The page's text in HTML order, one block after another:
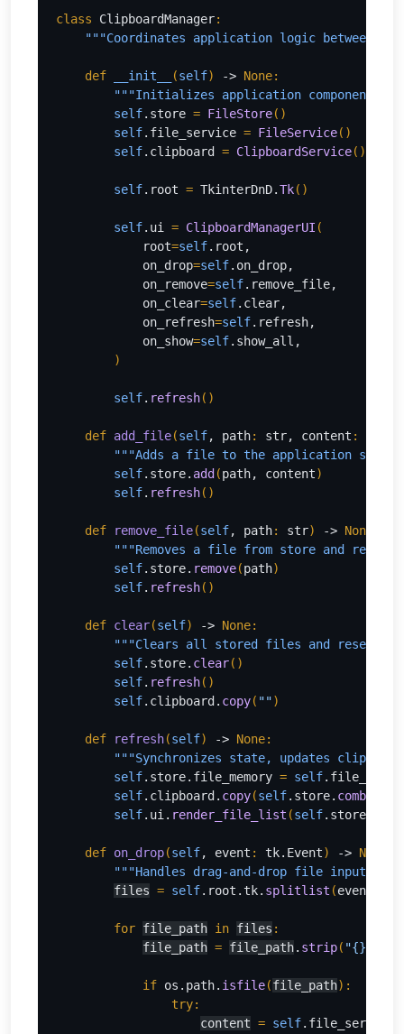
class ClipboardManager:
"""Coordinates application logic between
def __init__ (self) -> None:
"""Initializes application components
        self
.store = FileStore()
self.file_service = FileService()
self.clipboard = ClipboardService()
self.root = TkinterDnD.Tk()
self.ui = ClipboardManagerUI (
root=self.root,
            on_drop
=self.on_drop,
            on_remove
=self.remove_file,
            on_clear
=self.clear,
            on_refresh
=self.refresh,
            on_show
=self.show_all,
)
self. refresh()
def add_file(self, path: str, content :
"""Adds a file to the application
        self
.store. add (path, content)
self. refresh()
def remove_file(self, path: str) -> None:
"""Removes a file from store and
        self
.store. remove(path)
self. refresh()
def clear(self) -> None:
"""Clears all stored files and resets
        self
.store. clear()
self. refresh()
self.clipboard. copy( "")
def refresh(self) -> None:
"""Synchronizes state, updates
        self
.store.file_memory = self
self.clipboard. copy(self.store. combined
self.ui. render_file_list (self
def on_drop(self, event : tk.Event) -> None:
"""Handles drag-and-drop file input
files = self.root.tk. splitlist (
for file_path in files :
file_path = file_path. strip( "{}"
if os.path. isfile(file_path) :
                try:
content = self.file_service.